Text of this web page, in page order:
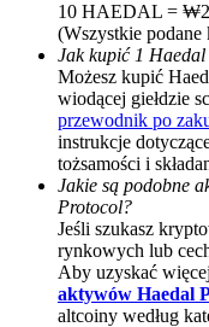
BTC Welcome
Deposit & Trade
Deposit
Share 500000
10 HAEDAL =
(Wszystkie podane
Jak kupić 1
Możesz kupić
wiodącej giełdzie
przewodnik po
instrukcje
tożsamości i
Jakie są podobne
Protocol?
Jeśli szukasz
rynkowych lub
Aby uzyskać
aktywów Haedal
altcoiny według